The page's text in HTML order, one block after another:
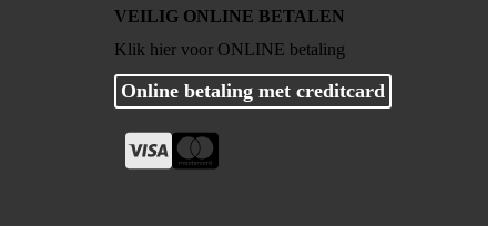
VEILIG ONLINE BETALEN
Klik hier voor ONLINE betaling
Online betaling met creditcard